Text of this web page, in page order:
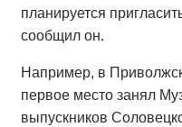
планируется
сообщил он.
Например, в
первое место занял
выпускников